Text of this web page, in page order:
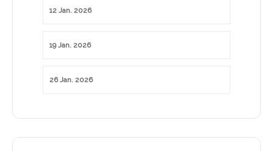
12 Jan. 2026
19 Jan. 2026
26 Jan. 2026